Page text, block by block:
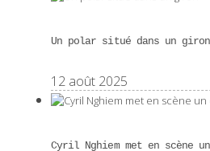
Un polar situé dans un giron
12 août 2025
Cyril Nghiem met en scène